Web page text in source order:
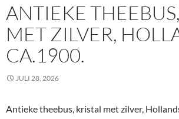
ANTIEKE
MET ZILVER,
CA.1900.
JULI 28, 2026
Antieke theebus, kristal met zilver,